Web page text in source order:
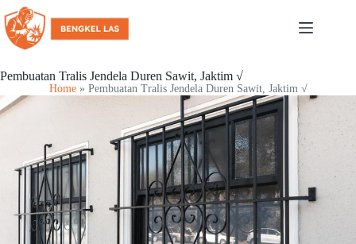
Pembuatan Tralis Jendela Duren Sawit, Jaktim √
Home» Pembuatan Tralis Jendela Duren Sawit, Jaktim √